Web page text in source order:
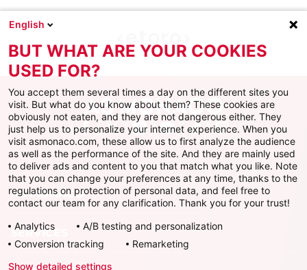
Facebook
X Instagram
YoutubeTikTokTwitch
AS MONACO
SERVICES
English
BUT WHAT ARE YOUR COOKIES
USED FOR?
You accept them several times a day on the different sites you
visit. But what do you know about them? These cookies are
obviously not eaten, and they are not dangerous either. They
just help us to personalize your internet experience. When you
visit asmonaco.com, these allow us to first analyze the audience
as well as the performance of the site. And they are mainly used
to deliver ads and content to you that match what you like. Note
that you can change your preferences at any time, thanks to the
regulations on protection of personal data, and feel free to
contact our team for any clarification. Thank you for your trust!
Analytics
A/B testing and personalization
Conversion tracking
Remarketing
Show detailed settings